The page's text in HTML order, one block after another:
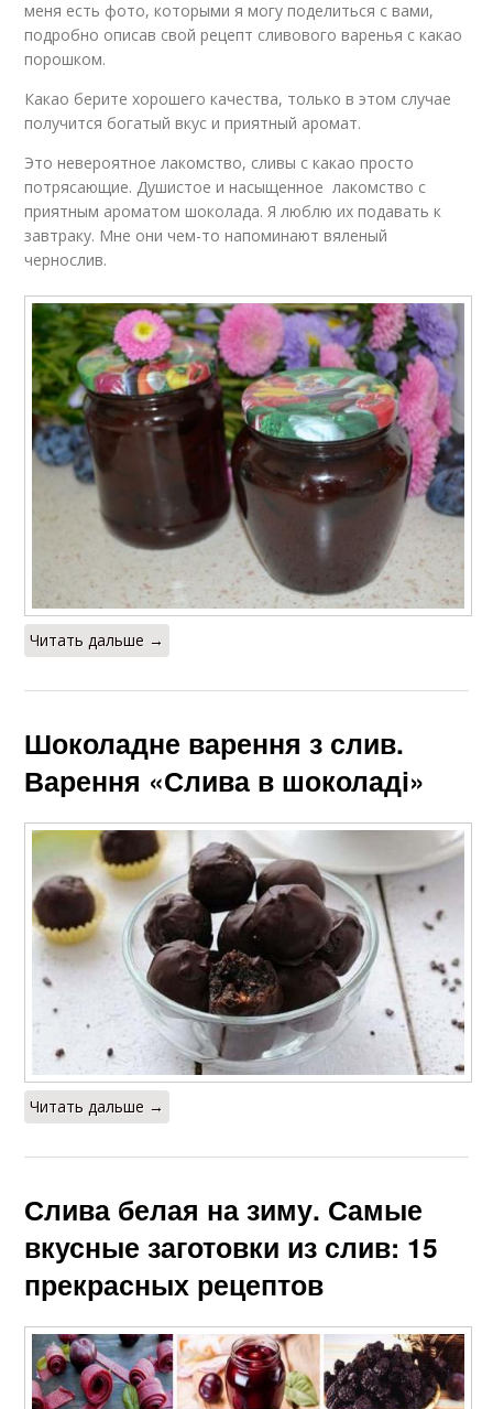
меня есть фото, которыми я могу поделиться с вами,
подробно описав свой рецепт сливового варенья с какао
порошком.
Какао берите хорошего качества, только в этом случае
получится богатый вкус и приятный аромат.
Это невероятное лакомство, сливы с какао просто
потрясающие. Душистое и насыщенное лакомство с
приятным ароматом шоколада. Я люблю их подавать к
завтраку. Мне они чем-то напоминают вяленый
чернослив.
Читать дальше →
Шоколадне варення з слив.
Варення «Слива в шоколаді»
Читать дальше →
Слива белая на зиму. Самые
вкусные заготовки из слив: 15
прекрасных рецептов